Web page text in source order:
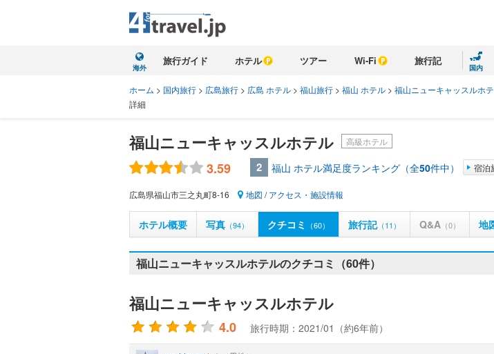
海外
旅行ガイド ホテル ツアー Wi-Fi 旅行記
国内
ホーム > 国内旅行 > 広島旅行 > 広島 ホテル > 福山旅行 > 福山 ホテル > 福山ニューキャッスルホ
詳細
福山ニューキャッスルホテル 高級ホテル
3.59 2 福山 ホテル満足度ランキング（全50件中） 宿泊
広島県福山市三之丸町8-16 地図 /アクセス・施設情報
ホテル概要 写真 （94） クチコミ （60） 旅行記（11） Q&A （0） 地
福山ニューキャッスルホテルのクチコミ（60件）
福山ニューキャッスルホテル
4.0 旅行時期：2021/01（約6年前）